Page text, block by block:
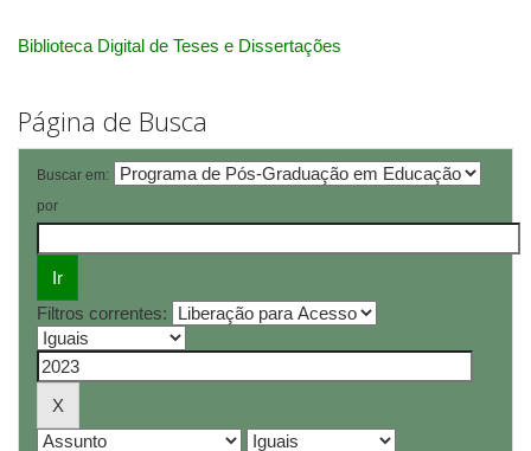
Biblioteca Digital de Teses e Dissertações
Página de Busca
Buscar em:
por
Filtros correntes: